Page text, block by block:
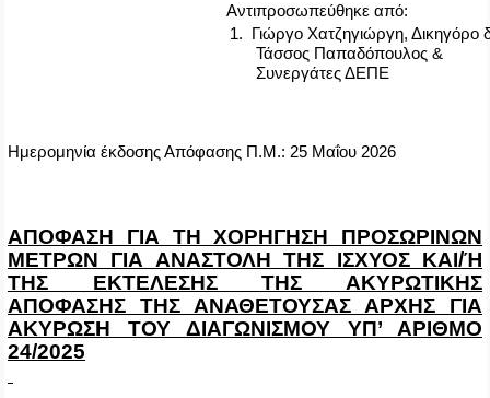
Αντιπροσωπεύθηκε από:
1.
Γιώργο Χατζηγιώργη, Δικηγόρο
Τάσσος Παπαδόπουλος &
Συνεργάτες ΔΕΠΕ
Ημερομηνία έκδοσης Απόφασης Π.Μ.: 25 Μαΐου 2026
ΑΠΟΦΑΣΗ ΓΙΑ ΤΗ ΧΟΡΗΓΗΣΗ ΠΡΟΣΩΡΙΝΩΝ
ΜΕΤΡΩΝ ΓΙΑ ΑΝΑΣΤΟΛΗ ΤΗΣ ΙΣΧΥΟΣ ΚΑΙ/Ή
ΤΗΣ ΕΚΤΕΛΕΣΗΣ ΤΗΣ ΑΚΥΡΩΤΙΚΗΣ
ΑΠΟΦΑΣΗΣ ΤΗΣ ΑΝΑΘΕΤΟΥΣΑΣ ΑΡΧΗΣ ΓΙΑ
ΑΚΥΡΩΣΗ ΤΟΥ ΔΙΑΓΩΝΙΣΜΟΥ ΥΠ’ ΑΡΙΘΜΟ
24/2025